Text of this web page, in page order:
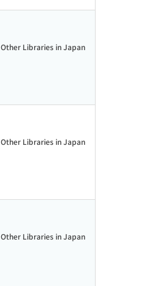
Other Libraries in Japan
Other Libraries in Japan
Other Libraries in Japan